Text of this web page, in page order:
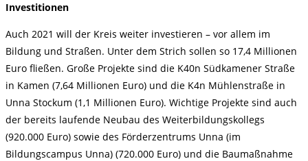
Investitionen
Auch 2021 will der Kreis weiter investieren – vor allem im
Bildung und Straßen. Unter dem Strich sollen so 17,4 Millionen
Euro fließen. Große Projekte sind die K40n Südkamener Straße
in Kamen (7,64 Millionen Euro) und die K4n Mühlenstraße in
Unna Stockum (1,1 Millionen Euro). Wichtige Projekte sind auch
der bereits laufende Neubau des Weiterbildungskollegs
(920.000 Euro) sowie des Förderzentrums Unna (im
Bildungscampus Unna) (720.000 Euro) und die Baumaßnahme